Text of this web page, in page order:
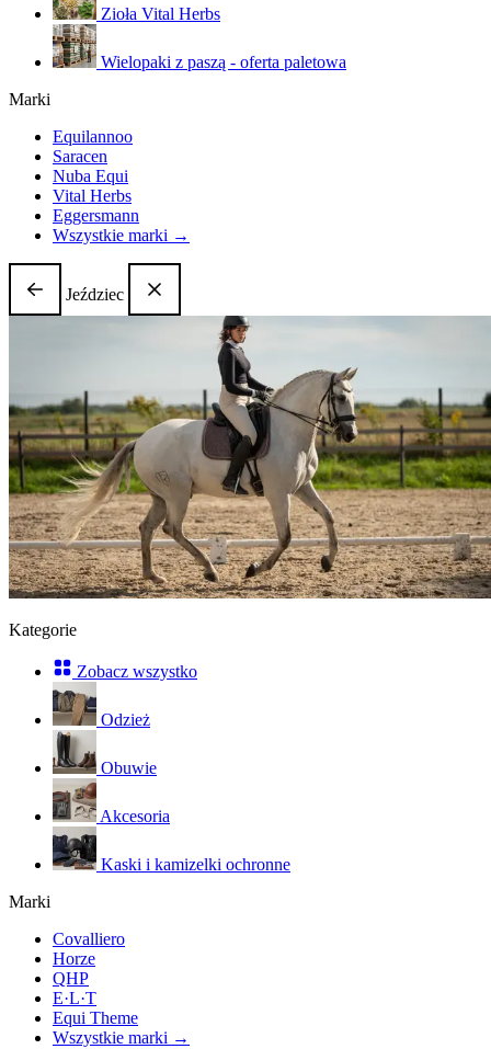
Zioła Vital Herbs
Wielopaki z paszą - oferta paletowa
Marki
Equilannoo
Saracen
Nuba Equi
Vital Herbs
Eggersmann
Wszystkie marki →
Jeździec
Kategorie
Zobacz wszystko
Odzież
Obuwie
Akcesoria
Kaski i kamizelki ochronne
Marki
Covalliero
Horze
QHP
E·L·T
Equi Theme
Wszystkie marki →